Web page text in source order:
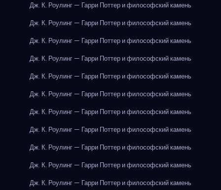
Дж. К. Роулинг — Гарри Поттер и философский камень
Дж. К. Роулинг — Гарри Поттер и философский камень
Дж. К. Роулинг — Гарри Поттер и философский камень
Дж. К. Роулинг — Гарри Поттер и философский камень
Дж. К. Роулинг — Гарри Поттер и философский камень
Дж. К. Роулинг — Гарри Поттер и философский камень
Дж. К. Роулинг — Гарри Поттер и философский камень
Дж. К. Роулинг — Гарри Поттер и философский камень
Дж. К. Роулинг — Гарри Поттер и философский камень
Дж. К. Роулинг — Гарри Поттер и философский камень
Дж. К. Роулинг — Гарри Поттер и философский камень